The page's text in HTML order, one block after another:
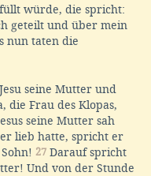
würde, die spricht:
geteilt und über mein
nun taten die
seine Mutter und
die Frau des Klopas,
seine Mutter sah
lieb hatte, spricht er
27 Darauf spricht
Und von der Stunde